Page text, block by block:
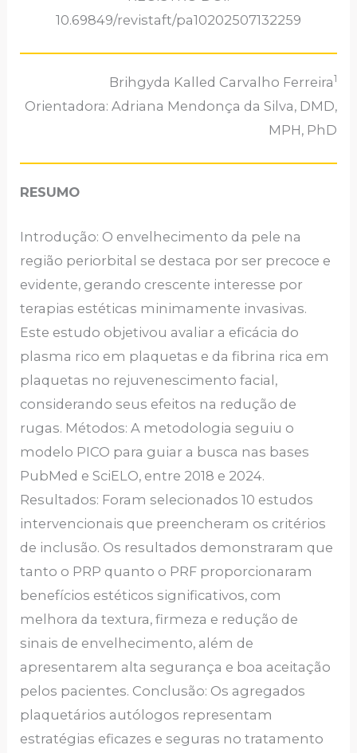
10.69849/revistaft/pa10202507132259
Brihgyda Kalled Carvalho Ferreira1
Orientadora: Adriana Mendonça da Silva, DMD,
MPH, PhD
RESUMO
Introdução: O envelhecimento da pele na
região periorbital se destaca por ser precoce e
evidente, gerando crescente interesse por
terapias estéticas minimamente invasivas.
Este estudo objetivou avaliar a eficácia do
plasma rico em plaquetas e da fibrina rica em
plaquetas no rejuvenescimento facial,
considerando seus efeitos na redução de
rugas. Métodos: A metodologia seguiu o
modelo PICO para guiar a busca nas bases
PubMed e SciELO, entre 2018 e 2024.
Resultados: Foram selecionados 10 estudos
intervencionais que preencheram os critérios
de inclusão. Os resultados demonstraram que
tanto o PRP quanto o PRF proporcionaram
benefícios estéticos significativos, com
melhora da textura, firmeza e redução de
sinais de envelhecimento, além de
apresentarem alta segurança e boa aceitação
pelos pacientes. Conclusão: Os agregados
plaquetários autólogos representam
estratégias eficazes e seguras no tratamento